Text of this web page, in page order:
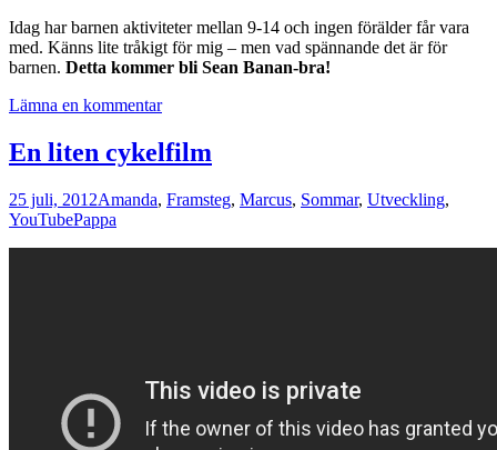
Idag har barnen aktiviteter mellan 9-14 och ingen förälder får vara
med. Känns lite tråkigt för mig – men vad spännande det är för
barnen. Detta kommer bli Sean Banan-bra!
Lämna en kommentar
En liten cykelfilm
25 juli, 2012Amanda, Framsteg, Marcus, Sommar, Utveckling,
YouTubePappa